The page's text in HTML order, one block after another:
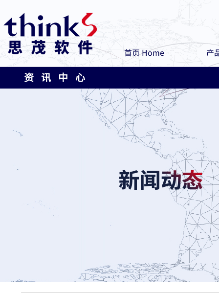
首页 Home 产
资 讯 中 心